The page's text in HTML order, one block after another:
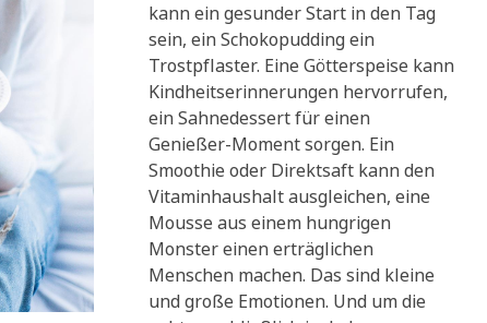
kann ein gesunder Start in den Tag
sein, ein Schokopudding ein
Trostpflaster. Eine Götterspeise kann
Kindheitserinnerungen hervorrufen,
ein Sahnedessert für einen
Genießer-Moment sorgen. Ein
Smoothie oder Direktsaft kann den
Vitaminhaushalt ausgleichen, eine
Mousse aus einem hungrigen
Monster einen erträglichen
Menschen machen. Das sind kleine
und große Emotionen. Und um die